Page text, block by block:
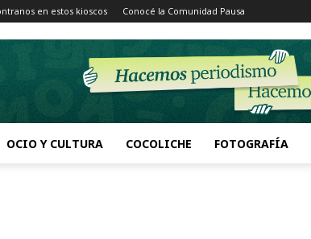
en estos kioscos Conocé la Comunidad Pausa
OCIO Y CULTURA COCOLICHE FOTOGRAFÍA